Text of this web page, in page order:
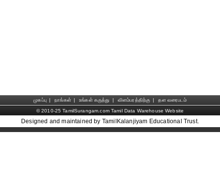
முகப்பு | நாங்கள் | உங்கள் கருத்து | விளம்பரத்திற்கு |
தள வரைபடம்
© 2010-25 TamilSurangam.com Tamil Data Warehouse Website
Designed and maintained by TamilKalanjiyam Educational Trust.